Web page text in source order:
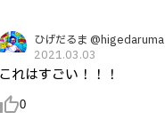
ひげだるま @higedaruma
2021.03.03
これはすごい！！！
thumb_up_alt0